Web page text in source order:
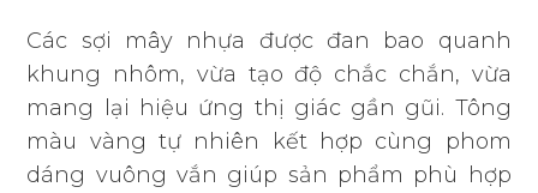
Các sợi mây nhựa được đan bao quanh
khung nhôm, vừa tạo độ chắc chắn, vừa
mang lại hiệu ứng thị giác gần gũi. Tông
màu vàng tự nhiên kết hợp cùng phom
dáng vuông vắn giúp sản phẩm phù hợp